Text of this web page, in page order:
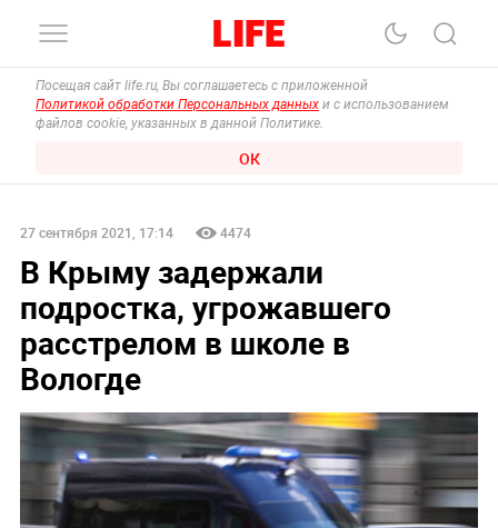
Посещая сайт life.ru, Вы соглашаетесь с приложенной
Политикой обработки Персональных данных и с использованием
файлов cookie, указанных в данной Политике.
ОК
27 сентября 2021, 17:14 4474
В Крыму задержали
подростка, угрожавшего
расстрелом в школе в
Вологде